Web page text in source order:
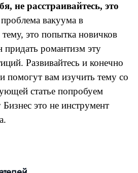
не расстраивайтесь, это
вакуума в
тему, это попытка новичков
романтизм эту
Развивайтесь и конечно
помогут вам изучить тему со
статье попробуем
это не инструмент